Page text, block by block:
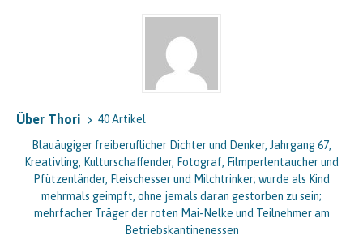
Über Thori 40 Artikel
Blauäugiger freiberuflicher Dichter und Denker, Jahrgang 67,
Kreativling, Kulturschaffender, Fotograf, Filmperlentaucher und
Pfützenländer, Fleischesser und Milchtrinker; wurde als Kind
mehrmals geimpft, ohne jemals daran gestorben zu sein;
mehrfacher Träger der roten Mai-Nelke und Teilnehmer am
Betriebskantinenessen